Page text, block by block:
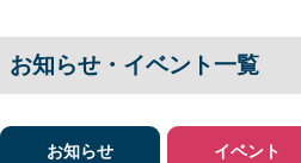
お知らせ・イベント一覧
お知らせ イベント